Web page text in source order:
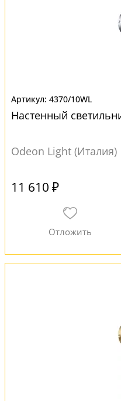
4370/10WL
Настенный
Odeon Light (Италия)
11 610 ₽